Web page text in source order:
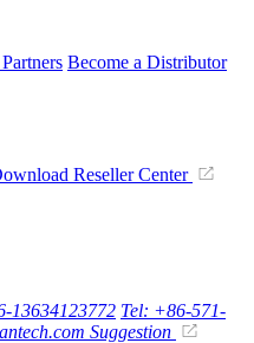
Become a Distributor
Reseller Center
13634123772 Tel: +86-571-
Suggestion